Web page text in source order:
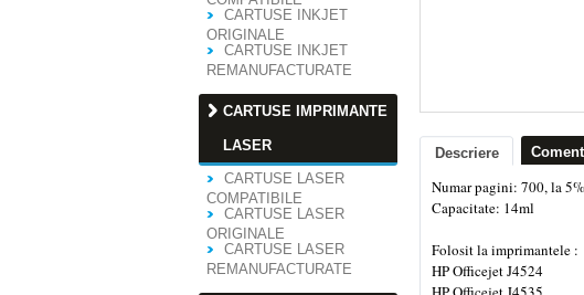
CARTUSE INKJET
ORIGINALE
CARTUSE INKJET
REMANUFACTURATE
CARTUSE IMPRIMANTE
LASER
CARTUSE LASER
COMPATIBILE
CARTUSE LASER
ORIGINALE
CARTUSE LASER
REMANUFACTURATE
Descriere
Numar pagini: 700, la
Capacitate: 14ml
Folosit la imprimantele :
HP Officejet J4524